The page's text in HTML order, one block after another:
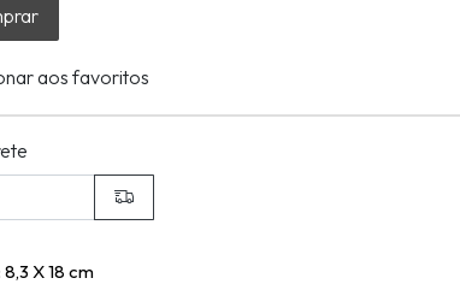
aos favoritos
X 18 cm